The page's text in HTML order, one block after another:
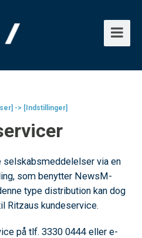
-> [Indstillinger]
selskabsmeddelelser via en
som benytter NewsM-
type distribution kan dog
Ritzaus kundeservice.
på tlf. 3330 0444 eller e-